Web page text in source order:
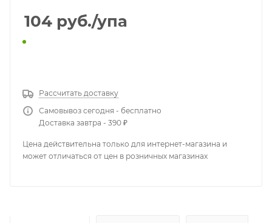
104 руб./упа
Рассчитать доставку
Самовывоз сегодня - бесплатно
Доставка завтра - 390 ₽
Цена действительна только для интернет-магазина и
может отличаться от цен в розничных магазинах